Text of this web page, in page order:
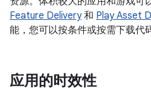
Feature Delivery和 Play Asset
能，您可以按条件或按需下载代
应用的时效性